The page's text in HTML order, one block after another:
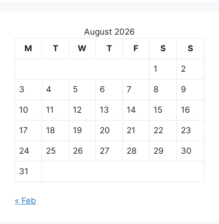
August 2026
M
T W T F S S
1 2
3 4 5 6 7 8 9
10 11 12 13 14 15 16
17 18 19 20 21 22 23
24 25 26 27 28 29 30
31
« Feb